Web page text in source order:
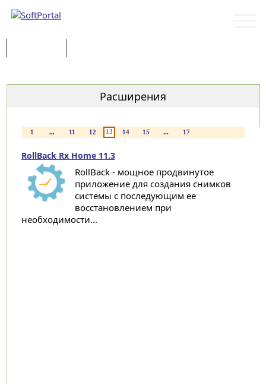
Расширения
1 ... 11 12 13 14 15 ... 17
RollBack Rx Home 11.3
RollBack - мощное продвинутое
приложение для создания снимков
системы с последующим ее
восстановлением при
необходимости...